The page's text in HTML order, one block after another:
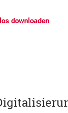
downloaden